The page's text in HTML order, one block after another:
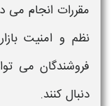
مقررات انجام می‌
نظم و امنیت بازار
فروشندگان می‌
دنبال کنند.